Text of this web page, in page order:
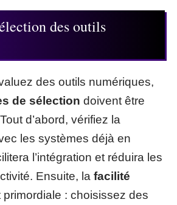
des outils
des outils numériques,
de sélection doivent être
d’abord, vérifiez la
les systèmes déjà en
l’intégration et réduira les
Ensuite, la facilité
primordiale : choisissez des